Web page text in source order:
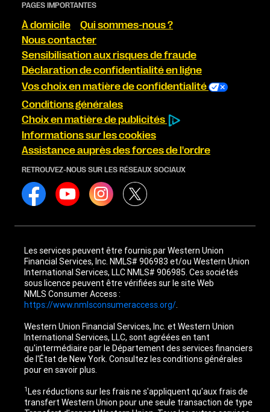
PAGES IMPORTANTES
À domicile
Qui sommes-nous ?
Nous contacter
Sensibilisation aux risques de fraude
Déclaration de confidentialité en ligne
Vos choix en matière de confidentialité
Conditions générales
Choix en matière de publicités
Informations sur les cookies
Assistance auprès des forces de l'ordre
RETROUVEZ-NOUS SUR LES RÉSEAUX SOCIAUX
Les services peuvent être fournis par Western Union
Financial Services, Inc. NMLS# 906983 et/ou Western Union
International Services, LLC NMLS# 906985. Ces sociétés
sous licence peuvent être vérifiées sur le site Web
NMLS Consumer Access :
https://www.nmlsconsumeraccess.org/.
Western Union Financial Services, Inc. et Western Union
International Services, LLC, sont agréées en tant
qu'intermédiaire par le Département des services financiers
de l'État de New York. Consultez les conditions générales
pour en savoir plus.
1 Les réductions sur les frais ne s'appliquent qu'aux frais de
transfert Western Union pour une seule transaction de type